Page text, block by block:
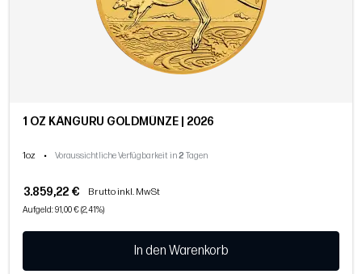
1 OZ KÄNGURU GOLDMÜNZE | 2026
1oz • Voraussichtliche Verfügbarkeit in2 Tagen
3.859,22 € Brutto inkl. MwSt
Aufgeld: 91,00 € (2,41%)
In den Warenkorb